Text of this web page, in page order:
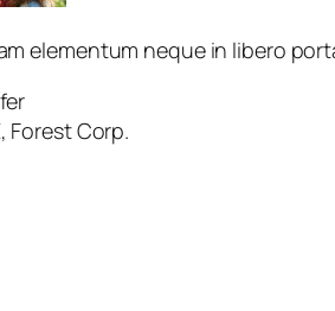
elementum neque in libero
Forest Corp.